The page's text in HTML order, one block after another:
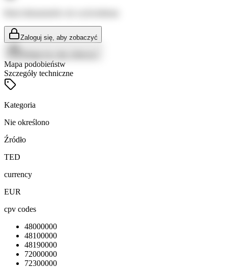
Zaloguj się, aby zobaczyć
Mapa podobieństw
Szczegóły techniczne
Kategoria
Nie określono
Źródło
TED
currency
EUR
cpv codes
48000000
48100000
48190000
72000000
72300000